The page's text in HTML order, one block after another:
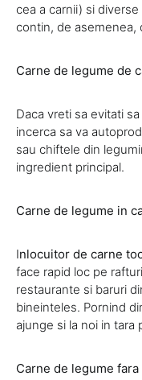
cea a carnii) si
contin, de asemenea,
Carne de legume de
Daca vreti sa evitati
incerca sa va
sau chiftele din
ingredient principal.
Carne de legume in
Inlocuitor de carne
face rapid loc pe
restaurante si baruri
bineinteles. Pornind
ajunge si la noi in tara
Carne de legume